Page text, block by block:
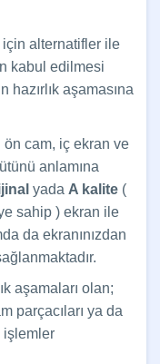
için alternatifler ile
kabul edilmesi
aşamasına
cam, iç ekran ve
anlamına
yada A kalite(
sahip ) ekran ile
da ekranınızdan
aşamaları olan;
parçacıları ya da
işlemler